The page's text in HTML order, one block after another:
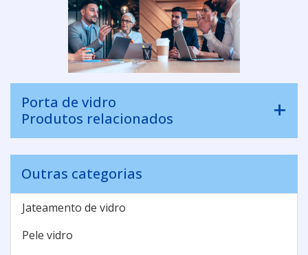
Porta de vidro
Produtos relacionados
Outras categorias
Jateamento de vidro
Pele vidro